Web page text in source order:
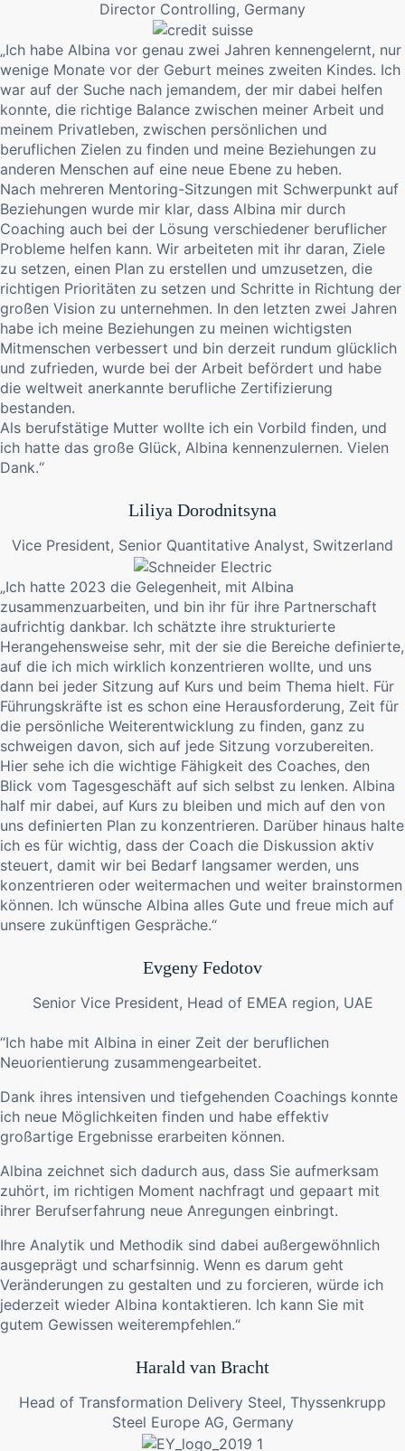
Director Controlling, Germany
„Ich habe Albina vor genau zwei Jahren kennengelernt, nur
wenige Monate vor der Geburt meines zweiten Kindes. Ich
war auf der Suche nach jemandem, der mir dabei helfen
konnte, die richtige Balance zwischen meiner Arbeit und
meinem Privatleben, zwischen persönlichen und
beruflichen Zielen zu finden und meine Beziehungen zu
anderen Menschen auf eine neue Ebene zu heben.
Nach mehreren Mentoring-Sitzungen mit Schwerpunkt auf
Beziehungen wurde mir klar, dass Albina mir durch
Coaching auch bei der Lösung verschiedener beruflicher
Probleme helfen kann. Wir arbeiteten mit ihr daran, Ziele
zu setzen, einen Plan zu erstellen und umzusetzen, die
richtigen Prioritäten zu setzen und Schritte in Richtung der
großen Vision zu unternehmen. In den letzten zwei Jahren
habe ich meine Beziehungen zu meinen wichtigsten
Mitmenschen verbessert und bin derzeit rundum glücklich
und zufrieden, wurde bei der Arbeit befördert und habe
die weltweit anerkannte berufliche Zertifizierung
bestanden.
Als berufstätige Mutter wollte ich ein Vorbild finden, und
ich hatte das große Glück, Albina kennenzulernen. Vielen
Dank.“
Liliya Dorodnitsyna
Vice President, Senior Quantitative Analyst, Switzerland
„Ich hatte 2023 die Gelegenheit, mit Albina
zusammenzuarbeiten, und bin ihr für ihre Partnerschaft
aufrichtig dankbar. Ich schätzte ihre strukturierte
Herangehensweise sehr, mit der sie die Bereiche definierte,
auf die ich mich wirklich konzentrieren wollte, und uns
dann bei jeder Sitzung auf Kurs und beim Thema hielt. Für
Führungskräfte ist es schon eine Herausforderung, Zeit für
die persönliche Weiterentwicklung zu finden, ganz zu
schweigen davon, sich auf jede Sitzung vorzubereiten.
Hier sehe ich die wichtige Fähigkeit des Coaches, den
Blick vom Tagesgeschäft auf sich selbst zu lenken. Albina
half mir dabei, auf Kurs zu bleiben und mich auf den von
uns definierten Plan zu konzentrieren. Darüber hinaus halte
ich es für wichtig, dass der Coach die Diskussion aktiv
steuert, damit wir bei Bedarf langsamer werden, uns
konzentrieren oder weitermachen und weiter brainstormen
können. Ich wünsche Albina alles Gute und freue mich auf
unsere zukünftigen Gespräche.“
Evgeny Fedotov
Senior Vice President, Head of EMEA region, UAE
“Ich habe mit Albina in einer Zeit der beruflichen
Neuorientierung zusammengearbeitet.
Dank ihres intensiven und tiefgehenden Coachings konnte
ich neue Möglichkeiten finden und habe effektiv
großartige Ergebnisse erarbeiten können.
Albina zeichnet sich dadurch aus, dass Sie aufmerksam
zuhört, im richtigen Moment nachfragt und gepaart mit
ihrer Berufserfahrung neue Anregungen einbringt.
Ihre Analytik und Methodik sind dabei außergewöhnlich
ausgeprägt und scharfsinnig. Wenn es darum geht
Veränderungen zu gestalten und zu forcieren, würde ich
jederzeit wieder Albina kontaktieren. Ich kann Sie mit
gutem Gewissen weiterempfehlen.“
Harald van Bracht
Head of Transformation Delivery Steel, Thyssenkrupp
Steel Europe AG, Germany